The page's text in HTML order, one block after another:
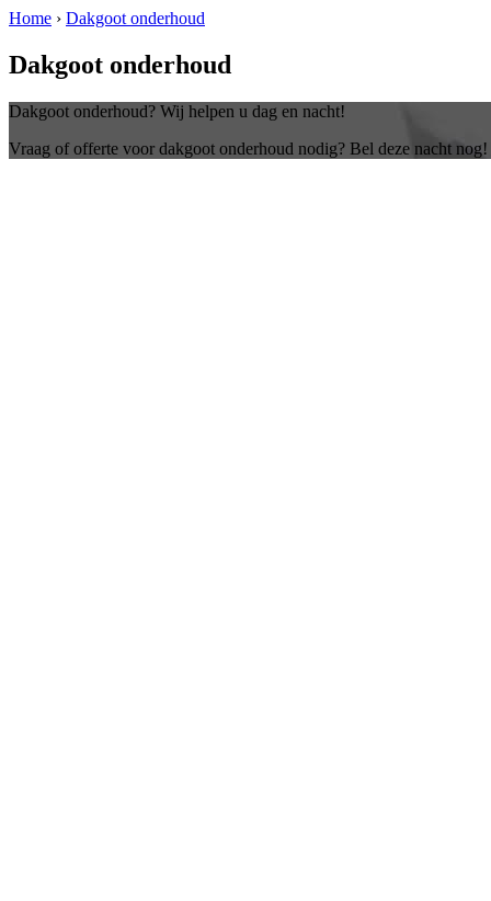
Home › Dakgoot onderhoud
Dakgoot onderhoud
Dakgoot onderhoud? Wij helpen u dag en nacht!
Vraag of offerte voor dakgoot onderhoud nodig? Bel deze nacht nog!